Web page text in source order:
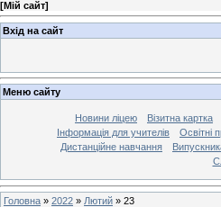
[Мій сайт]
Вхід на сайт
Меню сайту
Новини ліцею Візитна картка
Інформація для учителів
Освітні
Дистанційне навчання
Головна » 2022 » Лютий » 23